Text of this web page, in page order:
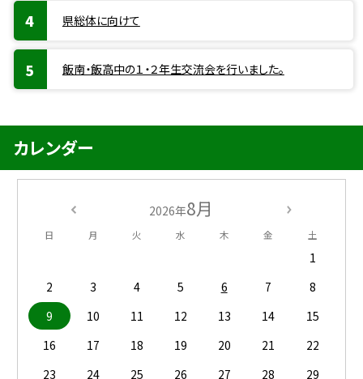
県総体に向けて
飯南・飯高中の１・２年生交流会を行いました。
カレンダー
2026年8月
日 月 火 水 木 金 土
1
2
3 4 5 6 7
8
9
10 11 12 13 14
15
16
17 18 19 20 21
22
23
24 25 26 27 28
29